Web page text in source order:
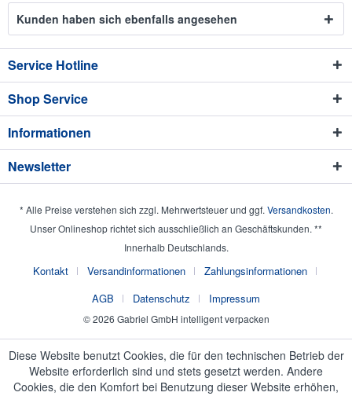
Kunden haben sich ebenfalls angesehen
Service Hotline
Shop Service
Informationen
Newsletter
* Alle Preise verstehen sich zzgl. Mehrwertsteuer und ggf. Versandkosten.
Unser Onlineshop richtet sich ausschließlich an Geschäftskunden. **
Innerhalb Deutschlands.
Kontakt Versandinformationen
Zahlungsinformationen
AGB
Datenschutz Impressum
© 2026 Gabriel GmbH intelligent verpacken
Diese Website benutzt Cookies, die für den technischen Betrieb der
Website erforderlich sind und stets gesetzt werden. Andere
Cookies, die den Komfort bei Benutzung dieser Website erhöhen,